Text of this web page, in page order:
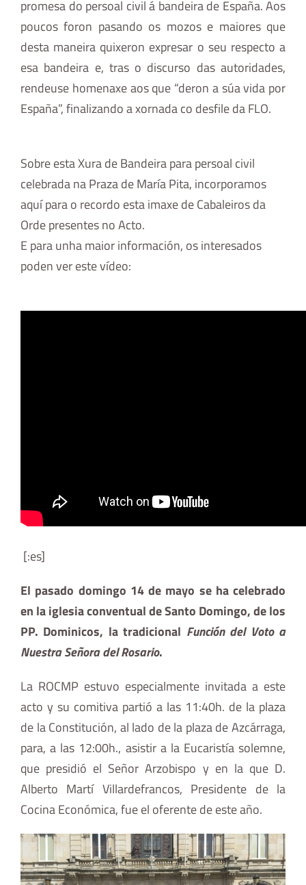
promesa do persoal civil á bandeira de España. Aos
poucos foron pasando os mozos e maiores que
desta maneira quixeron expresar o seu respecto a
esa bandeira e, tras o discurso das autoridades,
rendeuse homenaxe aos que “deron a súa vida por
España”, finalizando a xornada co desfile da FLO.
Sobre esta Xura de Bandeira para persoal civil
celebrada na Praza de María Pita, incorporamos
aquí para o recordo esta imaxe de Cabaleiros da
Orde presentes no Acto.
E para unha maior información, os interesados
poden ver este vídeo:
[:es]
El pasado domingo 14 de mayo se ha celebrado
en la iglesia conventual de Santo Domingo, de los
PP. Dominicos, la tradicional Función del Voto a
Nuestra Señora del Rosario.
La ROCMP estuvo especialmente invitada a este
acto y su comitiva partió a las 11:40h. de la plaza
de la Constitución, al lado de la plaza de Azcárraga,
para, a las 12:00h., asistir a la Eucaristía solemne,
que presidió el Señor Arzobispo y en la que D.
Alberto Martí Villardefrancos, Presidente de la
Cocina Económica, fue el oferente de este año.